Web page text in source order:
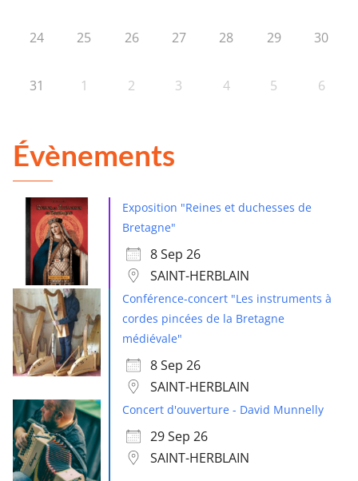
24 25 26 27 28 29 30
31 1 2 3 4 5 6
Évènements
Exposition "Reines et duchesses de
Bretagne"
8 Sep 26
SAINT-HERBLAIN
Conférence-concert "Les instruments à
cordes pincées de la Bretagne
médiévale"
8 Sep 26
SAINT-HERBLAIN
Concert d'ouverture - David Munnelly
29 Sep 26
SAINT-HERBLAIN